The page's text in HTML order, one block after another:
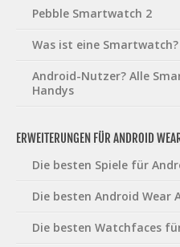
Pebble Smartwatch 2
Was ist eine Smartwatch?
Android-Nutzer? Alle
Handys
ERWEITERUNGEN FÜR ANDROID
Die besten Spiele für
Die besten Android Wear
Die besten Watchfaces